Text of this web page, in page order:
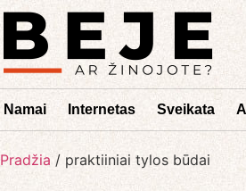
Namai Internetas Sveikata
Pradžia / praktiiniai tylos būdai